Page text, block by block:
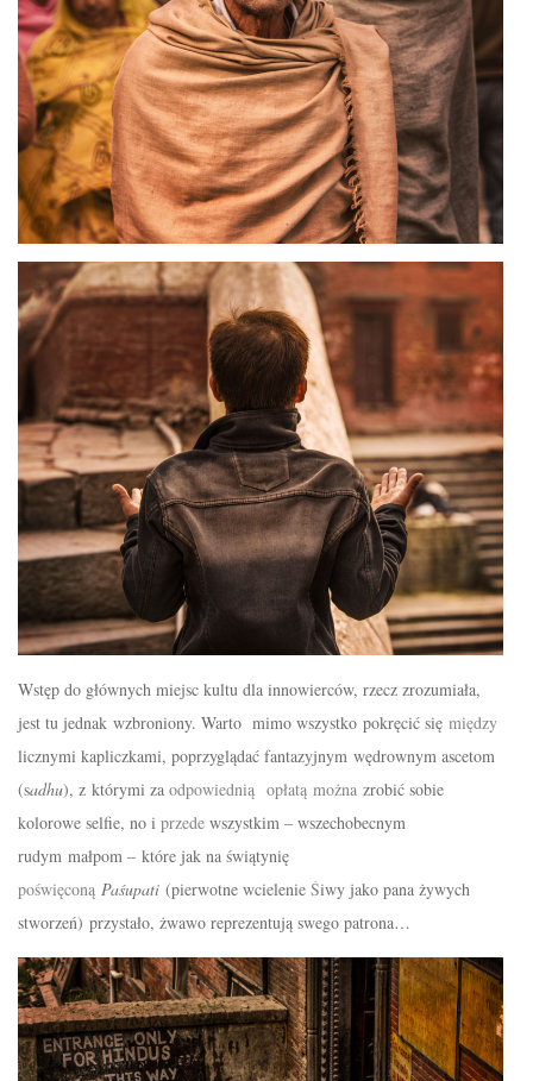
Wstęp do głównych miejsc kultu dla innowierców, rzecz zrozumiała,
jest tu jednak wzbroniony. Warto mimo wszystko pokręcić się między
licznymi kapliczkami, poprzyglądać fantazyjnym wędrownym ascetom
(sadhu), z którymi za odpowiednią opłatą można zrobić sobie
kolorowe selfie, no i przede wszystkim – wszechobecnym
rudym małpom – które jak na świątynię
poświęconą Paśupati (pierwotne wcielenie Śiwy jako pana żywych
stworzeń) przystało, żwawo reprezentują swego patrona…